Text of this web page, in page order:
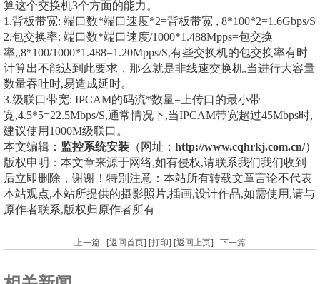
算这个交换机3个方面的能力。
1.背板带宽: 端口数*端口速度*2=背板带宽 , 8*100*2=1.6Gbps/S
2.包交换率: 端口数*端口速度/1000*1.488Mpps=包交换
率,,8*100/1000*1.488=1.20Mpps/S,有些交换机的包交换率有时
计算出不能达到此要求，那么就是非线速交换机,当进行大容量
数量吞吐时,易造成延时。
3.级联口带宽: IPCAM的码流*数量=上传口的最小带
宽,4.5*5=22.5Mbps/S,通常情况下,当IPCAM带宽超过45Mbps时,
建议使用1000M级联口。
本文编辑： 监控系统安装 （网址： http://www.cqhrkj.com.cn/）
版权申明：本文章来源于网络,如有侵权,请联系我们我们收到
后立即删除，谢谢！特别注意：本站所有转载文章言论不代表
本站观点,本站所提供的摄影照片,插画,设计作品,如需使用,请与
原作者联系,版权归原作者所有
上一篇 [返回首页] [打印] [返回上页] 下一篇